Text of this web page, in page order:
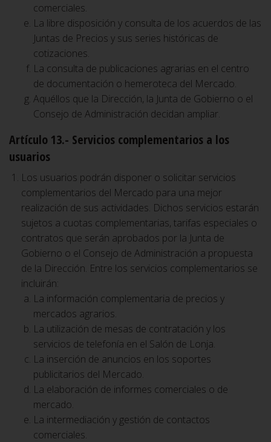
comerciales.
La libre disposición y consulta de los acuerdos de las
Juntas de Precios y sus series históricas de
cotizaciones.
La consulta de publicaciones agrarias en el centro
de documentación o hemeroteca del Mercado.
Aquéllos que la Dirección, la Junta de Gobierno o el
Consejo de Administración decidan ampliar.
Artículo 13.- Servicios complementarios a los
usuarios
Los usuarios podrán disponer o solicitar servicios
complementarios del Mercado para una mejor
realización de sus actividades. Dichos servicios estarán
sujetos a cuotas complementarias, tarifas especiales o
contratos que serán aprobados por la Junta de
Gobierno o el Consejo de Administración a propuesta
de la Dirección. Entre los servicios complementarios se
incluirán:
La información complementaria de precios y
mercados agrarios.
La utilización de mesas de contratación y los
servicios de telefonía en el Salón de Lonja.
La inserción de anuncios en los soportes
publicitarios del Mercado.
La elaboración de informes comerciales o de
mercado.
La intermediación y gestión de contactos
comerciales.